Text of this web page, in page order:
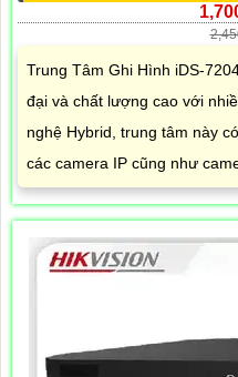
Trung Tâm Ghi Hình iDS-
đại và chất lượng cao với
nghệ Hybrid, trung tâm này
các camera IP cũng như